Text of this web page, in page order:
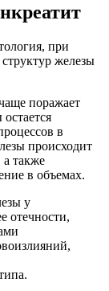
при
железы
поражает
в
происходит
также
в объемах.
у
отечности,